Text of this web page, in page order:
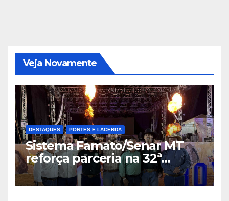
Veja Novamente
DESTAQUES PONTES E LACERDA
Sistema Famato/Senar MT
reforça parceria na 32ª
Expoeste e destaca potencial
de Pontes e Lacerda